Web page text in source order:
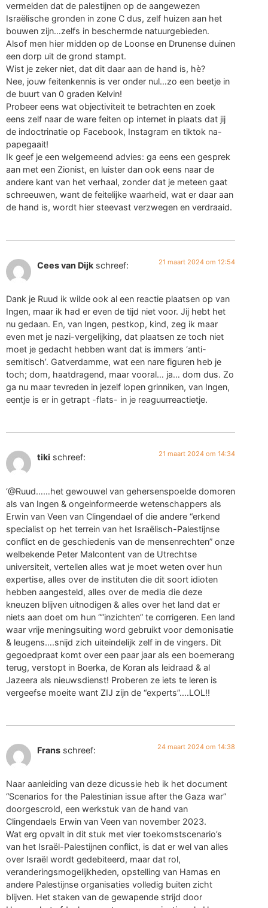
vermelden dat de palestijnen op de aangewezen
Israëlische gronden in zone C dus, zelf huizen aan het
bouwen zijn…zelfs in beschermde natuurgebieden.
Alsof men hier midden op de Loonse en Drunense duinen
een dorp uit de grond stampt.
Wist je zeker niet, dat dit daar aan de hand is, hè?
Nee, jouw feitenkennis is ver onder nul…zo een beetje in
de buurt van 0 graden Kelvin!
Probeer eens wat objectiviteit te betrachten en zoek
eens zelf naar de ware feiten op internet in plaats dat jij
de indoctrinatie op Facebook, Instagram en tiktok na-
papegaait!
Ik geef je een welgemeend advies: ga eens een gesprek
aan met een Zionist, en luister dan ook eens naar de
andere kant van het verhaal, zonder dat je meteen gaat
schreeuwen, want de feitelijke waarheid, wat er daar aan
de hand is, wordt hier steevast verzwegen en verdraaid.
Cees van Dijk schreef: 21 maart 2024 om 12:54
Dank je Ruud ik wilde ook al een reactie plaatsen op van
Ingen, maar ik had er even de tijd niet voor. Jij hebt het
nu gedaan. En, van Ingen, pestkop, kind, zeg ik maar
even met je nazi-vergelijking, dat plaatsen ze toch niet
moet je gedacht hebben want dat is immers ‘anti-
semitisch’. Gatverdamme, wat een nare figuren heb je
toch; dom, haatdragend, maar vooral… ja… dom dus. Zo
ga nu maar tevreden in jezelf lopen grinniken, van Ingen,
eentje is er in getrapt -flats- in je reaguurreactietje.
tiki schreef: 21 maart 2024 om 14:34
‘@Ruud……het gewouwel van gehersenspoelde domoren
als van Ingen & ongeinformeerde wetenschappers als
Erwin van Veen van Clingendael of die andere “erkend
specialist op het terrein van het Israëlisch-Palestijnse
conflict en de geschiedenis van de mensenrechten” onze
welbekende Peter Malcontent van de Utrechtse
universiteit, vertellen alles wat je moet weten over hun
expertise, alles over de instituten die dit soort idioten
hebben aangesteld, alles over de media die deze
kneuzen blijven uitnodigen & alles over het land dat er
niets aan doet om hun “”inzichten” te corrigeren. Een land
waar vrije meningsuiting word gebruikt voor demonisatie
& leugens….snijd zich uiteindelijk zelf in de vingers. Dit
gegoedpraat komt over een paar jaar als een boemerang
terug, verstopt in Boerka, de Koran als leidraad & al
Jazeera als nieuwsdienst! Proberen ze iets te leren is
vergeefse moeite want ZIJ zijn de “experts”….LOL!!
Frans schreef: 24 maart 2024 om 14:38
Naar aanleiding van deze dicussie heb ik het document
“Scenarios for the Palestinian issue after the Gaza war”
doorgescrold, een werkstuk van de hand van
Clingendaels Erwin van Veen van november 2023.
Wat erg opvalt in dit stuk met vier toekomstscenario’s
van het Israël-Palestijnen conflict, is dat er wel van alles
over Israël wordt gedebiteerd, maar dat rol,
veranderingsmogelijkheden, opstelling van Hamas en
andere Palestijnse organisaties volledig buiten zicht
blijven. Het staken van de gewapende strijd door